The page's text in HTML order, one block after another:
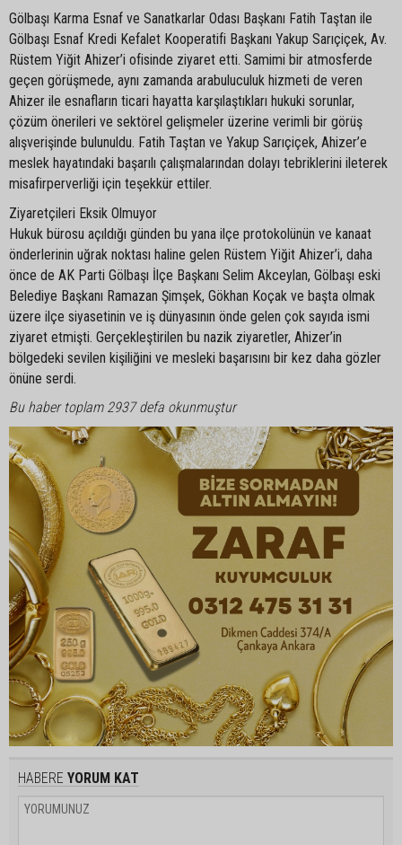
Gölbaşı Karma Esnaf ve Sanatkarlar Odası Başkanı Fatih Taştan ile
Gölbaşı Esnaf Kredi Kefalet Kooperatifi Başkanı Yakup Sarıçiçek, Av.
Rüstem Yiğit Ahizer’i ofisinde ziyaret etti. Samimi bir atmosferde
geçen görüşmede, aynı zamanda arabuluculuk hizmeti de veren
Ahizer ile esnafların ticari hayatta karşılaştıkları hukuki sorunlar,
çözüm önerileri ve sektörel gelişmeler üzerine verimli bir görüş
alışverişinde bulunuldu. Fatih Taştan ve Yakup Sarıçiçek, Ahizer’e
meslek hayatındaki başarılı çalışmalarından dolayı tebriklerini ileterek
misafirperverliği için teşekkür ettiler.
Ziyaretçileri Eksik Olmuyor
Hukuk bürosu açıldığı günden bu yana ilçe protokolünün ve kanaat
önderlerinin uğrak noktası haline gelen Rüstem Yiğit Ahizer’i, daha
önce de AK Parti Gölbaşı İlçe Başkanı Selim Akceylan, Gölbaşı eski
Belediye Başkanı Ramazan Şimşek, Gökhan Koçak ve başta olmak
üzere ilçe siyasetinin ve iş dünyasının önde gelen çok sayıda ismi
ziyaret etmişti. Gerçekleştirilen bu nazik ziyaretler, Ahizer’in
bölgedeki sevilen kişiliğini ve mesleki başarısını bir kez daha gözler
önüne serdi.
Bu haber toplam 2937 defa okunmuştur
HABERE YORUM KAT